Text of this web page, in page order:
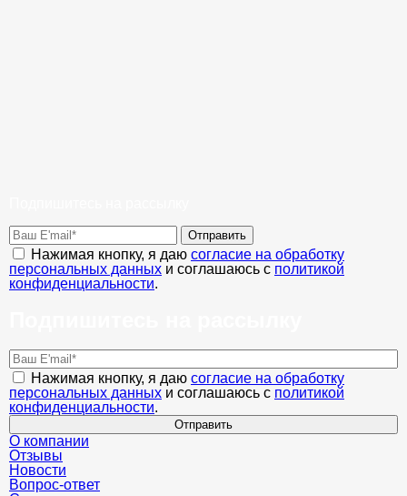
Отправить
Нажимая кнопку, я даю согласие на обработку
персональных данных и соглашаюсь с политикой
конфиденциальности.
Нажимая кнопку, я даю согласие на обработку
персональных данных и соглашаюсь с политикой
конфиденциальности.
Отправить
О компании
Отзывы
Новости
Вопрос-ответ